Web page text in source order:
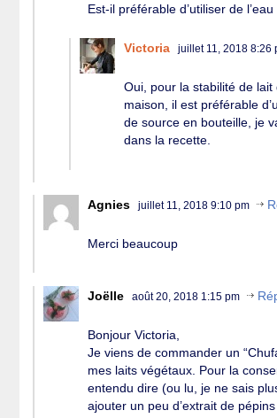
Est-il préférable d’utiliser de
Victoria juillet 11, 2018 8:26
Oui, pour la stabilité de lait
maison, il est préférable
de source en bouteille, je
dans la recette.
Agnies juillet 11, 2018 9:10 pm
Merci beaucoup
Joëlle août 20, 2018 1:15 pm
Bonjour Victoria,
Je viens de commander un
mes laits végétaux. Pour la
entendu dire (ou lu, je ne sais
ajouter un peu d’extrait de